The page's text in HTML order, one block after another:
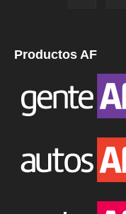
Productos AF